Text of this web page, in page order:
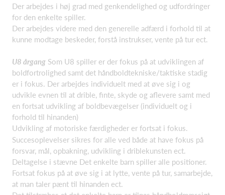
Der arbejdes i høj grad med genkendelighed og udfordringer
for den enkelte spiller.
Der arbejdes videre med den generelle adfærd i forhold til at
kunne modtage beskeder, forstå instrukser, vente på tur ect.
U8 årgang Som U8 spiller er der fokus på at udviklingen af
boldfortrolighed samt det håndboldtekniske/taktiske stadig
er i fokus. Der arbejdes individuelt med at øve sig i og
udvikle evnen til at drible, finte, skyde og aflevere samt med
en fortsat udvikling af boldbevægelser (individuelt og i
forhold til hinanden)
Udvikling af motoriske færdigheder er fortsat i fokus.
Succesoplevelser sikres for alle ved både at have fokus på
forsvar, mål, opbakning, udvikling i driblekunsten ect.
Deltagelse i stævne Det enkelte barn spiller alle positioner.
Fortsat fokus på at øve sig i at lytte, vente på tur, samarbejde,
at man taler pænt til hinanden ect.